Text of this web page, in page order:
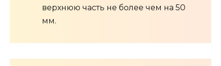
верхнюю часть не более чем на 50
мм.